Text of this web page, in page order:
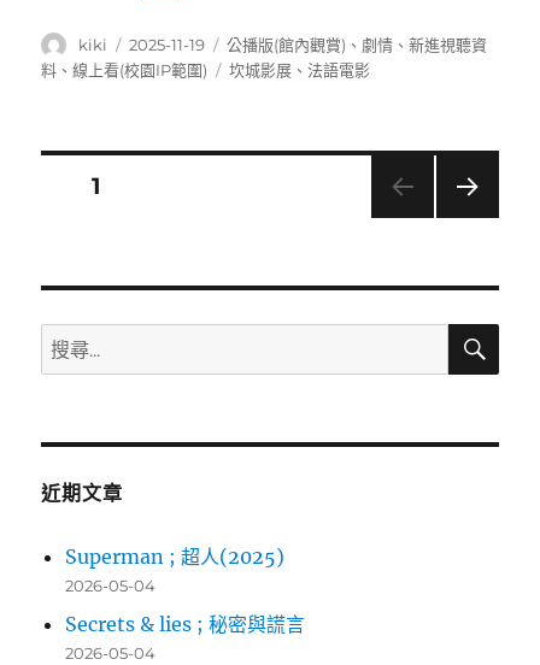
作
者
kiki
發
佈
2025-11-19
分
類
公播版(館內觀賞) 、 劇情 、新進視聽資
料 、線上看(校園IP範圍)
標
坎城影展 、法語電影
導
覽
頁次1
搜
尋
鍵
搜
近期文章
Superman ; 超人(2025)
2026-05-04
Secrets & lies ; 秘密與謊言
2026-05-04